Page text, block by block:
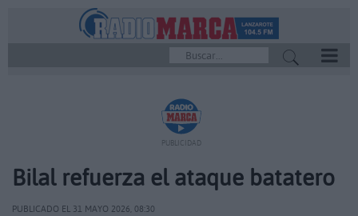
PUBLICIDAD
Bilal refuerza el ataque batatero
PUBLICADO EL 31 MAYO 2026, 08:30